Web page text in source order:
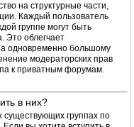
на структурные части,
Каждый пользователь
группе могут быть
Это облегчает
одновременно большому
модераторских прав
к приватным форумам.
в них?
группах по